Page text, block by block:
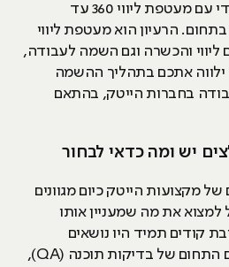
הלימודים הינו מוסד לימודי עם מעטפת ליווי 360 עד
הרעיון הוא מעטפת ליווי
גם ליווי והכשרה וגם השמה לעבודה,
אתכם בתהליך ההשמה
בחברות הייטק, בהתאם
יש ומה כדאי לבחור
מקצועות הייטק כיום מגוונים
למצוא את מה שמעניין אותו
קודים תמיד היו נושאים
פופולריים בהייטק, כמו גם התחום של בדיקות תוכנה (QA),